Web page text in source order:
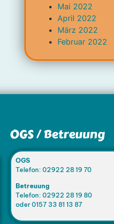
Mai 2022
April 2022
März 2022
Februar 2022
OGS / Betreuung
OGS
Telefon: 02922 28 19 70
Betreuung
Telefon: 02922 28 19 80
oder 0157 33 81 13 87